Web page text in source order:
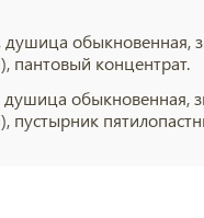
душица обыкновенная,
пантовый концентрат.
душица обыкновенная,
пустырник